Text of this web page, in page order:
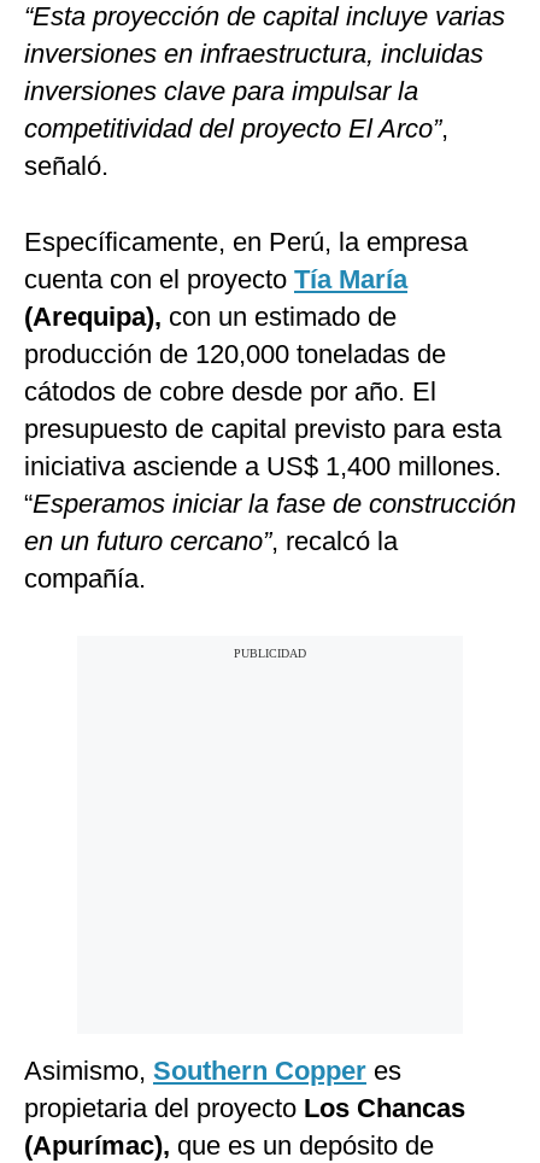
“Esta proyección de capital incluye varias
inversiones en infraestructura, incluidas
inversiones clave para impulsar la
competitividad del proyecto El Arco”,
señaló.
Específicamente, en Perú, la empresa
cuenta con el proyecto Tía María
(Arequipa), con un estimado de
producción de 120,000 toneladas de
cátodos de cobre desde por año. El
presupuesto de capital previsto para esta
iniciativa asciende a US$ 1,400 millones.
“Esperamos iniciar la fase de construcción
en un futuro cercano”, recalcó la
compañía.
Asimismo, Southern Copper es
propietaria del proyecto Los Chancas
(Apurímac), que es un depósito de